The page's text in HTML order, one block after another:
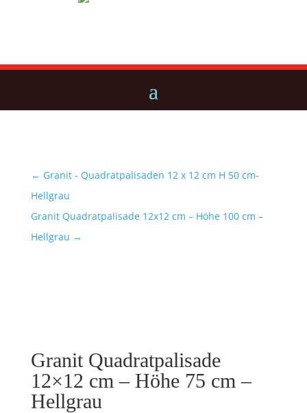
← Granit - Quadratpalisaden 12 x 12 cm H 50 cm-
Hellgrau
Granit Quadratpalisade 12x12 cm – Höhe 100 cm –
Hellgrau →
Granit Quadratpalisade
12×12 cm – Höhe 75 cm –
Hellgrau